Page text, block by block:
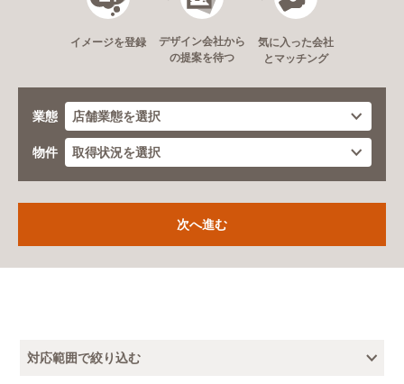
イメージを登録
デザイン会社から
の提案を待つ
気に入った会社
とマッチング
業態
物件
対応範囲で絞り込む